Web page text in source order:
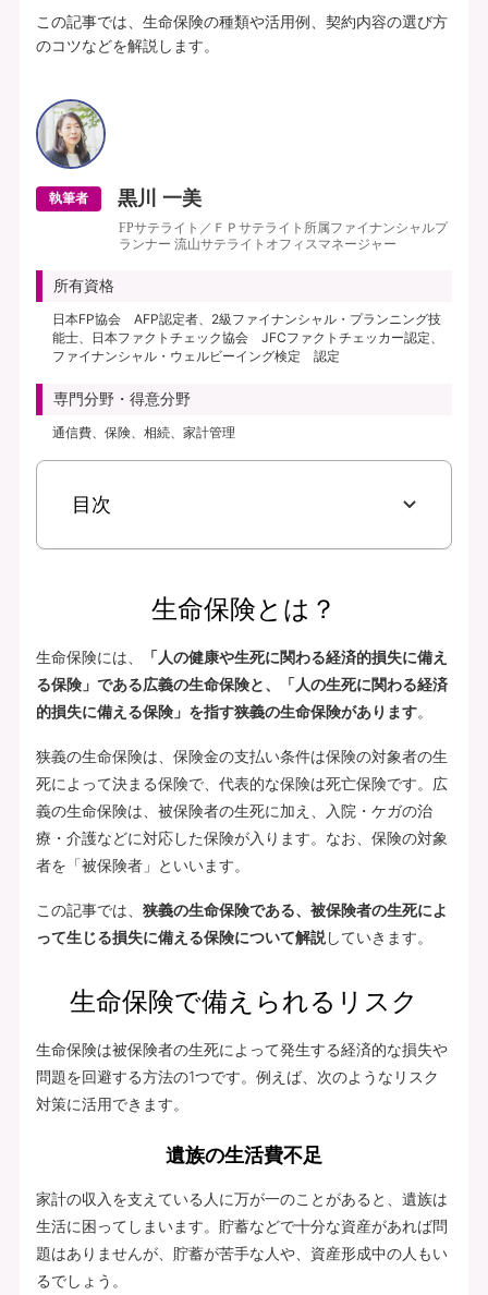
この記事では、生命保険の種類や活用例、契約内容の選び方
のコツなどを解説します。
執筆者 黒川 一美
FPサテライト／ＦＰサテライト所属ファイナンシャルプ
ランナー 流山サテライトオフィスマネージャー
所有資格
日本FP協会 AFP認定者、2級ファイナンシャル・プランニング技
能士、日本ファクトチェック協会 JFCファクトチェッカー認定、
ファイナンシャル・ウェルビーイング検定 認定
専門分野・得意分野
通信費、保険、相続、家計管理
目次
生命保険とは？
生命保険には、
「人の健康や生死に関わる経済的損失に備え
る保険」である広義の生命保険と、「人の生死に関わる経済
的損失に備える保険」を指す狭義の生命保険があります。
狭義の生命保険は、保険金の支払い条件は保険の対象者の生
死によって決まる保険で、代表的な保険は死亡保険です。広
義の生命保険は、被保険者の生死に加え、入院・ケガの治
療・介護などに対応した保険が入ります。なお、保険の対象
者を「被保険者」といいます。
この記事では、 狭義の生命保険である、被保険者の生死によ
って生じる損失に備える保険について解説していきます。
生命保険で備えられるリスク
生命保険は被保険者の生死によって発生する経済的な損失や
問題を回避する方法の1つです。例えば、次のようなリスク
対策に活用できます。
遺族の生活費不足
家計の収入を支えている人に万が一のことがあると、遺族は
生活に困ってしまいます。貯蓄などで十分な資産があれば問
題はありませんが、貯蓄が苦手な人や、資産形成中の人もい
るでしょう。